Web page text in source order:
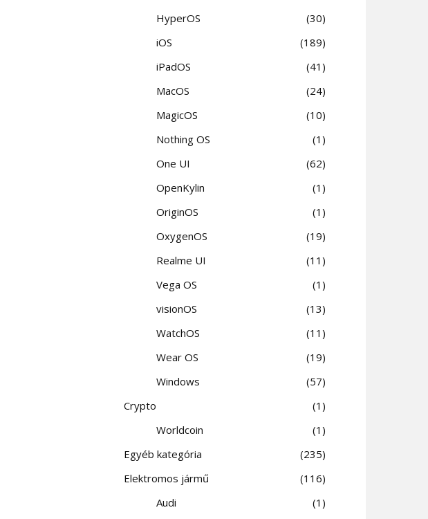
HyperOS
30
iOS
189
iPadOS
41
MacOS
24
MagicOS
10
Nothing OS
1
One UI
62
OpenKylin
1
OriginOS
1
OxygenOS
19
Realme UI
11
Vega OS
1
visionOS
13
WatchOS
11
Wear OS
19
Windows
57
Crypto
1
Worldcoin
1
Egyéb kategória
235
Elektromos jármű
116
Audi
1